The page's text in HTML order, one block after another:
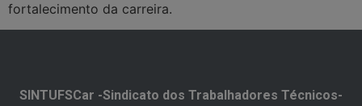
fortalecimento da carreira.
SINTUFSCar -Sindicato dos Trabalhadores Técnicos-